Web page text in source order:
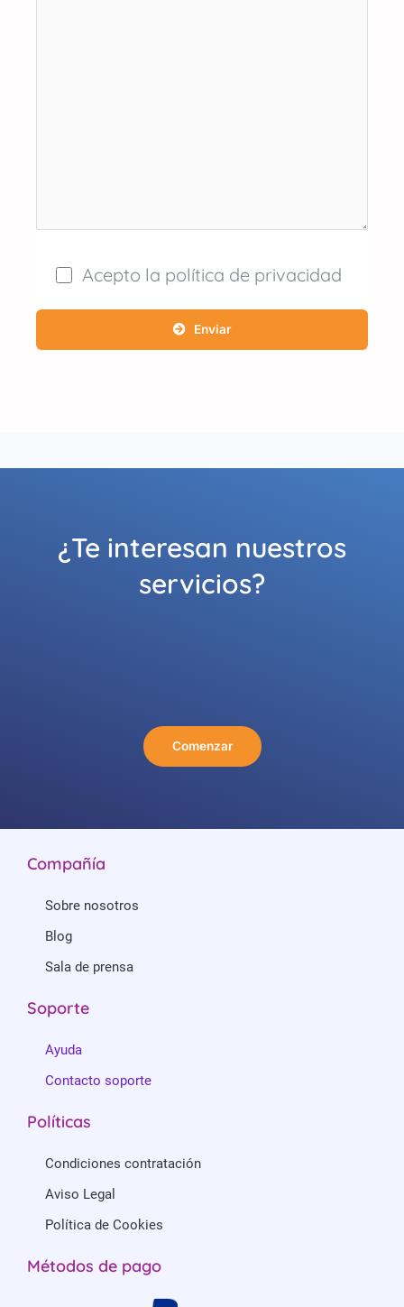
Acepto la política de privacidad
Enviar
¿Te interesan nuestros
servicios?
Comenzar
Compañía
Sobre nosotros
Blog
Sala de prensa
Soporte
Ayuda
Contacto soporte
Políticas
Condiciones contratación
Aviso Legal
Política de Cookies
Métodos de pago